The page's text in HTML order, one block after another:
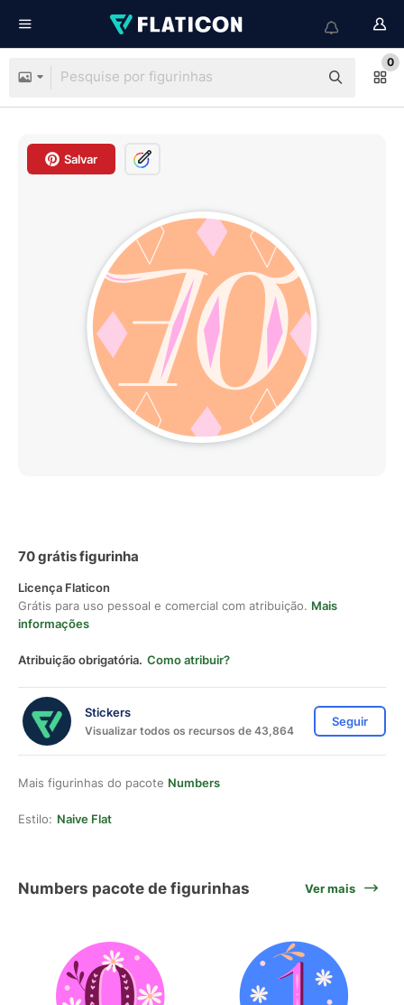
0
Salvar
70 grátis figurinha
Licença Flaticon
Grátis para uso pessoal e comercial com atribuição. Mais
informações
Atribuição obrigatória. Como atribuir?
Stickers
Visualizar todos os recursos de 43,864
Seguir
Mais figurinhas do pacote Numbers
Estilo: Naive Flat
Numbers pacote de figurinhas Ver mais